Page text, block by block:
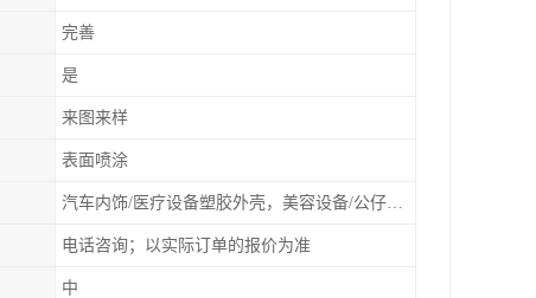
完善
是
来图来样
表面喷涂
汽车内饰/医疗设备塑胶外壳，美容设备/公仔动漫
电话咨询；以实际订单的报价为准
中